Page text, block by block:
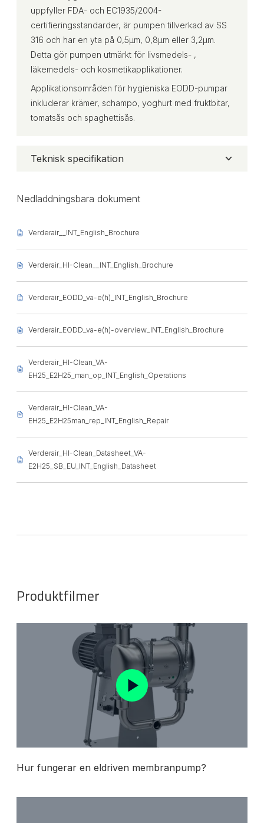
uppfyller FDA- och EC1935/2004-
certifieringsstandarder, är pumpen tillverkad av SS
316 och har en yta på 0,5μm, 0,8μm eller 3,2μm.
Detta gör pumpen utmärkt för livsmedels- ,
läkemedels- och kosmetikapplikationer.
Applikationsområden för hygieniska EODD-pumpar
inkluderar krämer, schampo, yoghurt med fruktbitar,
tomatsås och spaghettisås.
Teknisk specifikation
Nedladdningsbara dokument
Verderair__INT_English_Brochure
Verderair_HI-Clean__INT_English_Brochure
Verderair_EODD_va-e(h)_INT_English_Brochure
Verderair_EODD_va-e(h)-overview_INT_English_Brochure
Verderair_HI-Clean_VA-
EH25_E2H25_man_op_INT_English_Operations
Verderair_HI-Clean_VA-
EH25_E2H25man_rep_INT_English_Repair
Verderair_HI-Clean_Datasheet_VA-
E2H25_SB_EU_INT_English_Datasheet
Produktfilmer
Hur fungerar en eldriven membranpump?